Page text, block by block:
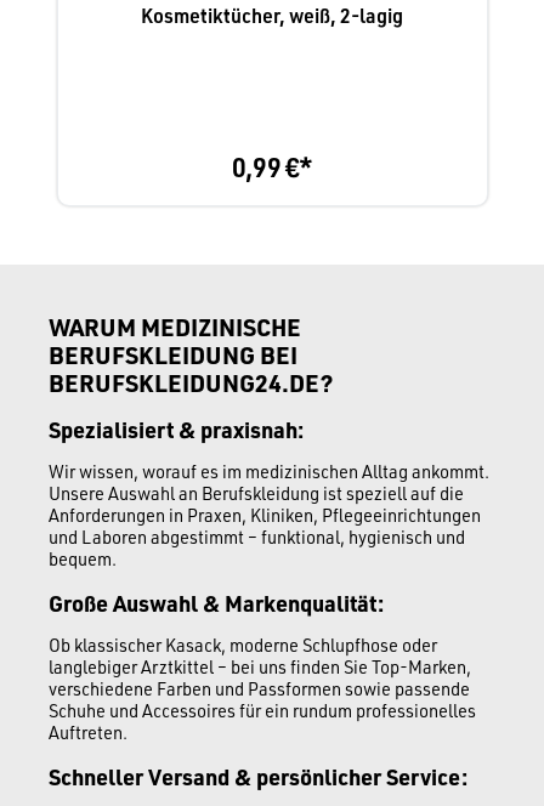
Kosmetiktücher, weiß, 2-lagig
0,99 €*
WARUM MEDIZINISCHE
BERUFSKLEIDUNG BEI
BERUFSKLEIDUNG24.DE?
Spezialisiert & praxisnah:
Wir wissen, worauf es im medizinischen Alltag ankommt.
Unsere Auswahl an Berufskleidung ist speziell auf die
Anforderungen in Praxen, Kliniken, Pflegeeinrichtungen
und Laboren abgestimmt – funktional, hygienisch und
bequem.
Große Auswahl & Markenqualität:
Ob klassischer Kasack, moderne Schlupfhose oder
langlebiger Arztkittel – bei uns finden Sie Top-Marken,
verschiedene Farben und Passformen sowie passende
Schuhe und Accessoires für ein rundum professionelles
Auftreten.
Schneller Versand & persönlicher Service: